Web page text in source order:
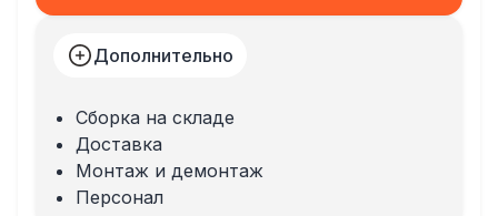
Дополнительно
Сборка на складе
Доставка
Монтаж и демонтаж
Персонал